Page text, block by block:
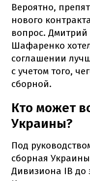
Вероятно,
нового
вопрос. Дмитрий
Шафаренко
соглашении
с учетом того,
сборной.
Кто может
Украины?
Под
сборная
Дивизиона IB до